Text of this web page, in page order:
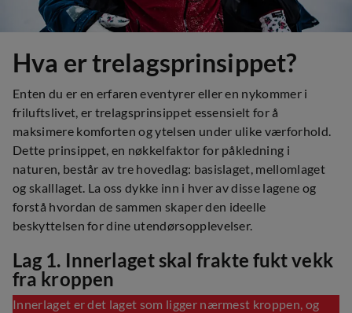
Hva er trelagsprinsippet?
Enten du er en erfaren eventyrer eller en nykommer i
friluftslivet, er trelagsprinsippet essensielt for å
maksimere komforten og ytelsen under ulike værforhold.
Dette prinsippet, en nøkkelfaktor for påkledning i
naturen, består av tre hovedlag: basislaget, mellomlaget
og skalllaget. La oss dykke inn i hver av disse lagene og
forstå hvordan de sammen skaper den ideelle
beskyttelsen for dine utendørsopplevelser.
Lag 1. Innerlaget skal frakte fukt vekk
fra kroppen
Innerlaget er det laget som ligger nærmest kroppen, og